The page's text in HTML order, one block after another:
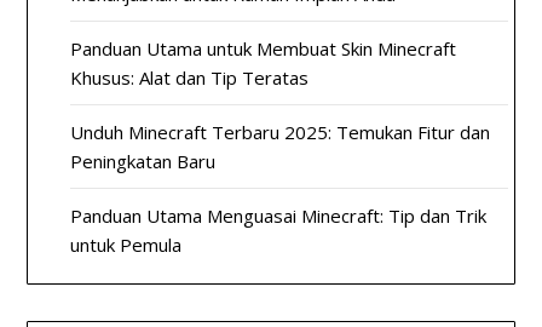
Panduan Utama untuk Membuat Skin Minecraft
Khusus: Alat dan Tip Teratas
Unduh Minecraft Terbaru 2025: Temukan Fitur dan
Peningkatan Baru
Panduan Utama Menguasai Minecraft: Tip dan Trik
untuk Pemula